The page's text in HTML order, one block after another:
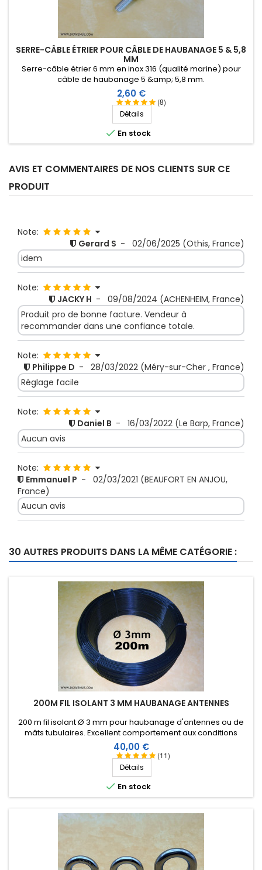
SERRE-CÂBLE ÉTRIER POUR CÂBLE DE HAUBANAGE 5 & 5,8
MM
(8)
Serre-câble étrier 6 mm en inox 316 (qualité marine) pour
câble de haubanage 5 &amp; 5,8 mm.
Prix
2,60 €
Détails
 En stock
AVIS ET COMMENTAIRES DE NOS CLIENTS SUR CE
PRODUIT
Note:
Gerard S - 02/06/2025 (Othis, France)
idem
Note:
JACKY H - 09/08/2024 (ACHENHEIM, France)
Produit pro de bonne facture. Vendeur à
recommander dans une confiance totale.
Note:
Philippe D - 28/03/2022 (Méry-sur-Cher , France)
Réglage facile
Note:
Daniel B - 16/03/2022 (Le Barp, France)
Aucun avis
Note:
Emmanuel P - 02/03/2021 (BEAUFORT EN ANJOU,
France)
Aucun avis
30 AUTRES PRODUITS DANS LA MÊME CATÉGORIE :
200M FIL ISOLANT 3 MM HAUBANAGE ANTENNES
(11)
200 m fil isolant Ø 3 mm pour haubanage d'antennes ou de
mâts tubulaires. Excellent comportement aux conditions
climatiques (eau, soleil, gel), résistance à la rupture élevée,
très bonne isolation HF, longévité de plus de 25 ans !
Prix
40,00 €
Détails
 En stock